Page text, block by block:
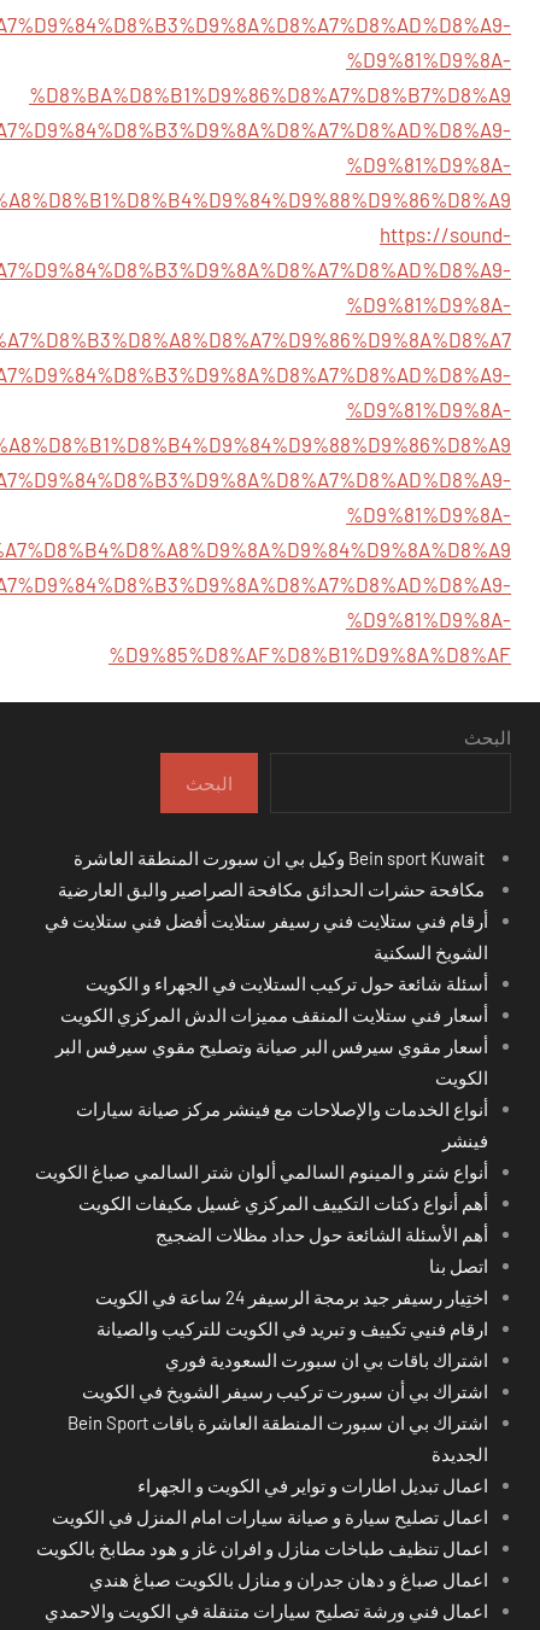
%D9%81%D9%8A-
%D8%BA%D8%B1%D9%86%D8%A7%D8%B7%D8%A9
%D9%81%D9%8A-
https://sound-
%D9%81%D9%8A-
%D9%81%D9%8A-
%D9%81%D9%8A-
%D9%81%D9%8A-
%D9%85%D8%AF%D8%B1%D9%8A%D8%AF
البحث
البحث
مكافحة حشرات الحدائق مكافحة الصراصير والبق العارضية
أرقام فني ستلايت فني رسيفر ستلايت أفضل فني ستلايت في
الشويخ السكنية
أسئلة شائعة حول تركيب الستلايت في الجهراء و الكويت
أسعار فني ستلايت المنقف مميزات الدش المركزي الكويت
أسعار مقوي سيرفس البر صيانة وتصليح مقوي سيرفس البر
الكويت
أنواع الخدمات والإصلاحات مع فينشر مركز صيانة سيارات
فينشر
أنواع شتر و المينوم السالمي ألوان شتر السالمي صباغ الكويت
أهم أنواع دكتات التكييف المركزي غسيل مكيفات الكويت
أهم الأسئلة الشائعة حول حداد مظلات الضجيج
اتصل بنا
اختِيار رسيفر جيد برمجة الرسيفر 24 ساعة في الكويت
ارقام فنيي تكييف و تبريد في الكويت للتركيب والصيانة
اشتراك باقات بي ان سبورت السعودية فوري
اشتراك بي أن سبورت تركيب رسيفر الشويخ في الكويت
اشتراك بي ان سبورت المنطقة العاشرة باقات Bein Sport
الجديدة
اعمال تبديل اطارات و تواير في الكويت و الجهراء
اعمال تصليح سيارة و صيانة سيارات امام المنزل في الكويت
اعمال تنظيف طباخات منازل و افران غاز و هود مطابخ بالكويت
اعمال صباغ و دهان جدران و منازل بالكويت صباغ هندي
اعمال فني ورشة تصليح سيارات متنقلة في الكويت والاحمدي